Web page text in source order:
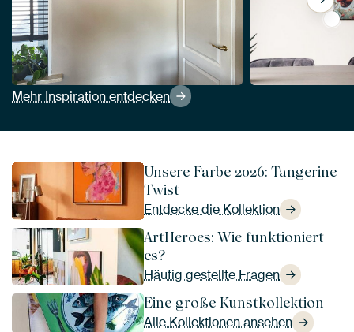
Mehr Inspiration entdecken
Unsere Farbe 2026: Tangerine
Twist
Entdecke die Kollektion
ArtHeroes: Wie funktioniert
es?
Häufig gestellte Fragen
Eine große Kunstkollektion
Alle Kollektionen ansehen